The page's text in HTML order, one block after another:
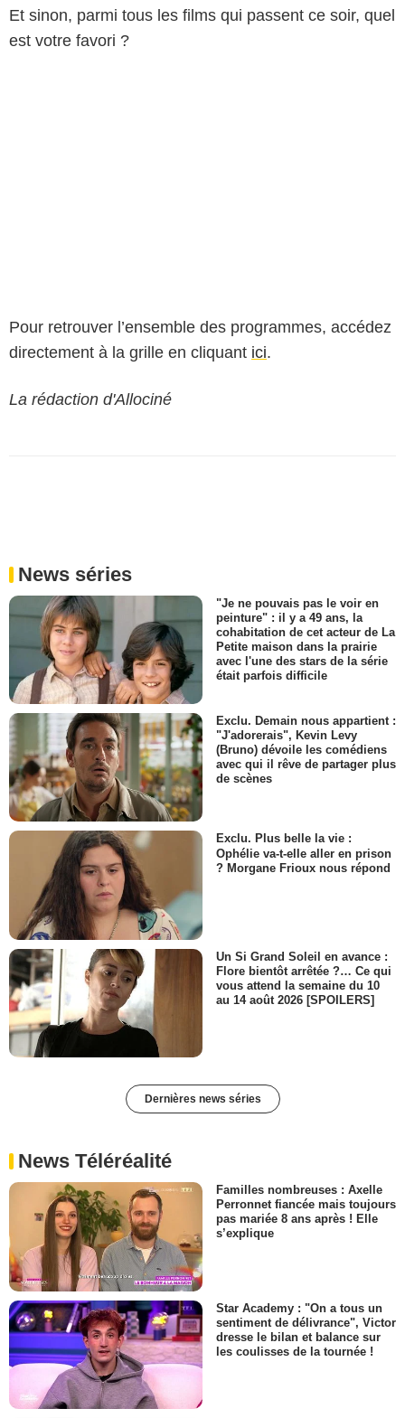
Et sinon, parmi tous les films qui passent ce soir, quel
est votre favori ?
Pour retrouver l’ensemble des programmes, accédez
directement à la grille en cliquant ici.
La rédaction d'Allociné
News séries
"Je ne pouvais pas le voir en
peinture" : il y a 49 ans, la
cohabitation de cet acteur de La
Petite maison dans la prairie
avec l'une des stars de la série
était parfois difficile
Exclu. Demain nous appartient :
"J'adorerais", Kevin Levy
(Bruno) dévoile les comédiens
avec qui il rêve de partager plus
de scènes
Exclu. Plus belle la vie :
Ophélie va-t-elle aller en prison
? Morgane Frioux nous répond
Un Si Grand Soleil en avance :
Flore bientôt arrêtée ?… Ce qui
vous attend la semaine du 10
au 14 août 2026 [SPOILERS]
Dernières news séries
News Téléréalité
Familles nombreuses : Axelle
Perronnet fiancée mais toujours
pas mariée 8 ans après ! Elle
s’explique
Star Academy : "On a tous un
sentiment de délivrance", Victor
dresse le bilan et balance sur
les coulisses de la tournée !